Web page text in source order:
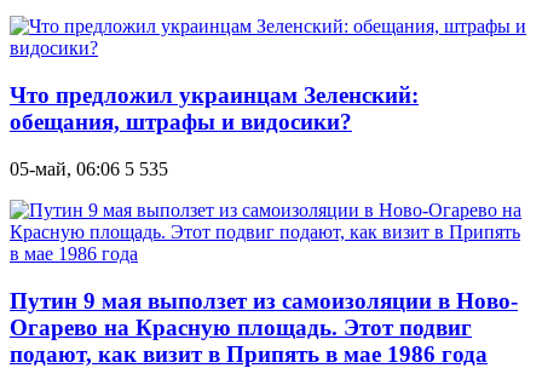
Что предложил украинцам Зеленский:
обещания, штрафы и видосики?
05-май, 06:06 5 535
Путин 9 мая выползет из самоизоляции в Ново-
Огарево на Красную площадь. Этот подвиг
подают, как визит в Припять в мае 1986 года